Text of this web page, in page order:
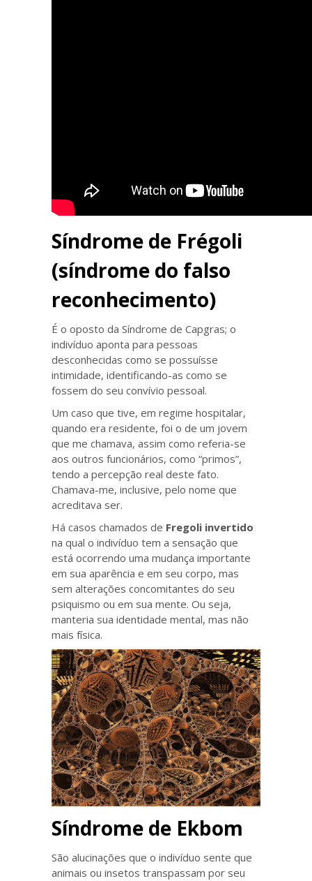
Síndrome de Frégoli
(síndrome do falso
reconhecimento)
É o oposto da Síndrome de Capgras; o
indivíduo aponta para pessoas
desconhecidas como se possuísse
intimidade, identificando-as como se
fossem do seu convívio pessoal.
Um caso que tive, em regime hospitalar,
quando era residente, foi o de um jovem
que me chamava, assim como referia-se
aos outros funcionários, como “primos”,
tendo a percepção real deste fato.
Chamava-me, inclusive, pelo nome que
acreditava ser.
Há casos chamados de Fregoli invertido
na qual o indivíduo tem a sensação que
está ocorrendo uma mudança importante
em sua aparência e em seu corpo, mas
sem alterações concomitantes do seu
psiquismo ou em sua mente. Ou seja,
manteria sua identidade mental, mas não
mais física.
Síndrome de Ekbom
São alucinações que o indivíduo sente que
animais ou insetos transpassam por seu